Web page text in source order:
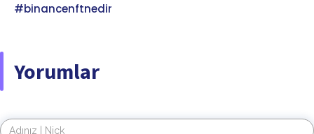
#binancenftnedir
Yorumlar